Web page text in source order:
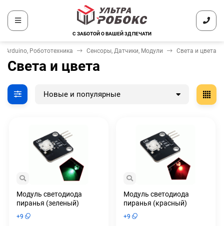
С ЗАБОТОЙ О ВАШЕЙ 3Д ПЕЧАТИ
Arduino, Робототехника Сенсоры, Датчики, Модули Света и цвета
Света и цвета
Новые и популярные
Модуль светодиода
пиранья (зеленый)
+9
Модуль светодиода
пиранья (красный)
+9